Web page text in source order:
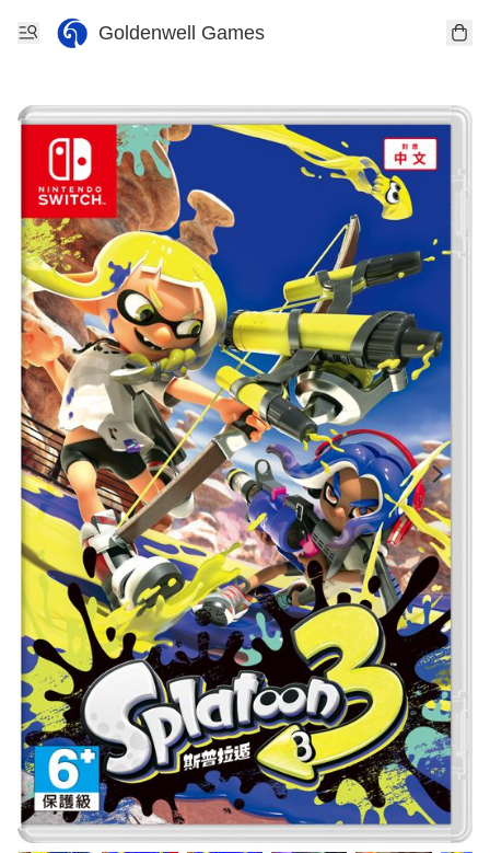
Goldenwell Games